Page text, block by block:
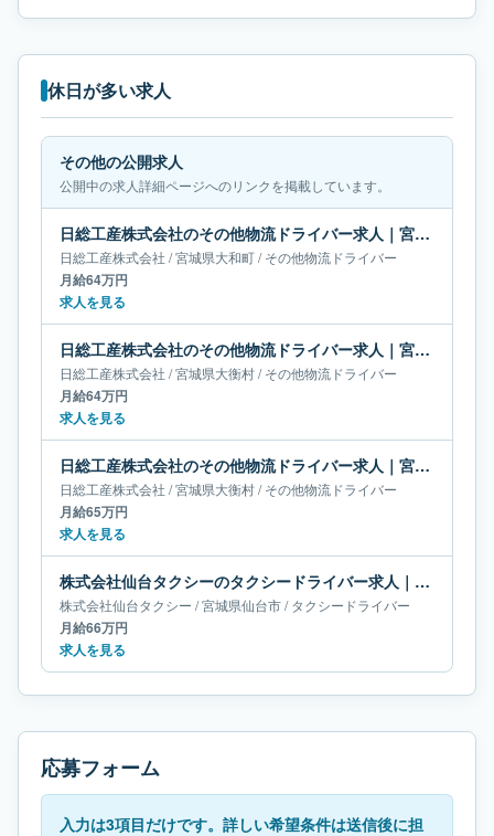
休日が多い求人
その他の公開求人
公開中の求人詳細ページへのリンクを掲載しています。
日総工産株式会社のその他物流ドライバー求人｜宮城県大和町｜月給64万円
日総工産株式会社 /宮城県大和町/その他物流ドライバー
月給64万円
求人を見る
日総工産株式会社のその他物流ドライバー求人｜宮城県大衡村｜月給64万円
日総工産株式会社 /宮城県大衡村/その他物流ドライバー
月給64万円
求人を見る
日総工産株式会社のその他物流ドライバー求人｜宮城県大衡村｜月給65万円
日総工産株式会社 /宮城県大衡村/その他物流ドライバー
月給65万円
求人を見る
株式会社仙台タクシーのタクシードライバー求人｜宮城県仙台市｜月給66万円
株式会社仙台タクシー /宮城県仙台市/タクシードライバー
月給66万円
求人を見る
応募フォーム
入力は3項目だけです。詳しい希望条件は送信後に担